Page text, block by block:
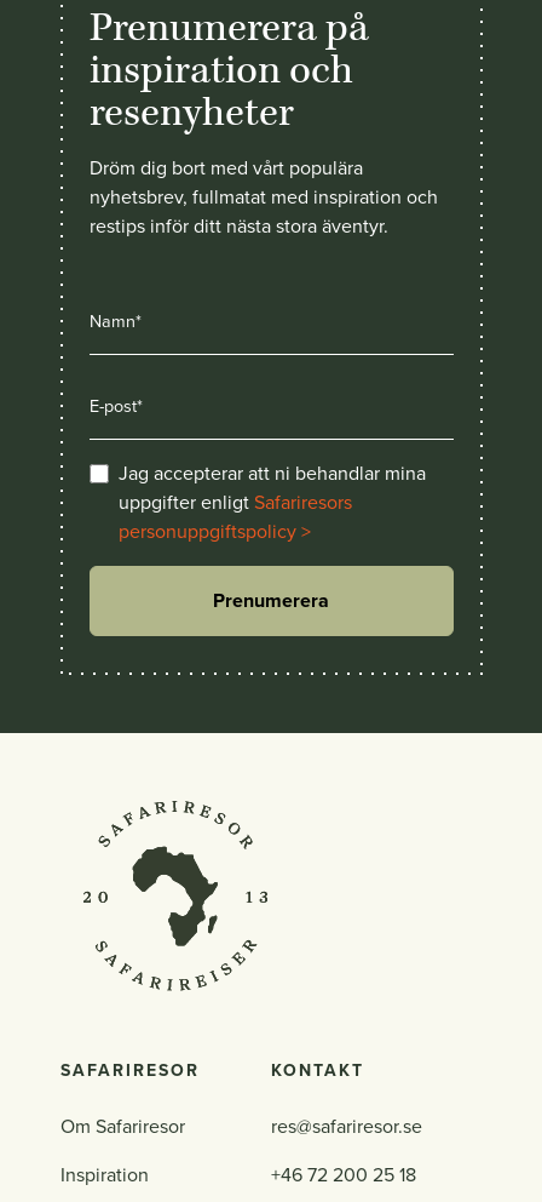
Prenumerera på
inspiration och
resenyheter
Dröm dig bort med vårt populära
nyhetsbrev, fullmatat med inspiration och
restips inför ditt nästa stora äventyr.
Jag accepterar att ni behandlar mina
uppgifter enligtSafariresors
personuppgiftspolicy >
Prenumerera
SAFARIRESOR
Om Safariresor
Inspiration
KONTAKT
res@safariresor.se
+46 72 200 25 18